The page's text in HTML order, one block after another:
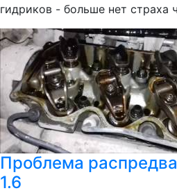
гидриков - больше нет страха
Проблема
1.6